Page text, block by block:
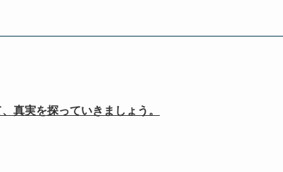
真実を探っていきましょう。